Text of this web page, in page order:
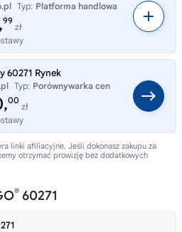
Typ: Platforma handlowa
99
zł
60271 Rynek
Typ: Porównywarka cen
00
zł
linki afiliacyjne. Jeśli dokonasz zakupu za
otrzymać prowizję bez dodatkowych
® 60271